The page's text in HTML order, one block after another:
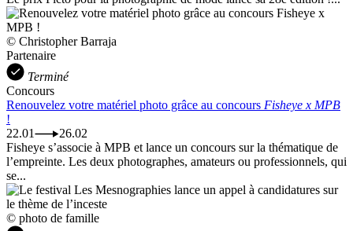
© Christopher Barraja
Partenaire
Terminé
Concours
Renouvelez votre matériel photo grâce au concours Fisheye x MPB
!
22.01
26.02
Fisheye s’associe à MPB et lance un concours sur la thématique de
l’empreinte. Les deux photographes, amateurs ou professionnels, qui
se...
© photo de famille